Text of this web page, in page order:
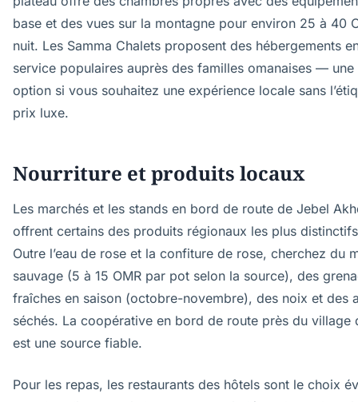
base et des vues sur la montagne pour environ 25 à 40
nuit. Les Samma Chalets proposent des hébergements
service populaires auprès des familles omanaises — une
option si vous souhaitez une expérience locale sans
prix luxe.
Nourriture et produits locaux
Les marchés et les stands en bord de route de Jebel
offrent certains des produits régionaux les plus distinctifs
Outre l’eau de rose et la confiture de rose, cherchez du
sauvage (5 à 15 OMR par pot selon la source), des
fraîches en saison (octobre-novembre), des noix et des
séchés. La coopérative en bord de route près du village
est une source fiable.
Pour les repas, les restaurants des hôtels sont le choix